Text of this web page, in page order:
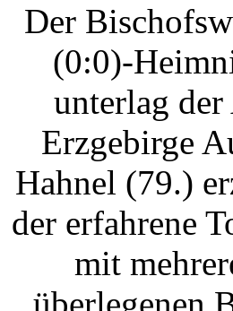
Der
(0:0)-
unterlag
Erzgebirge
Hahnel (79.)
der erfahrene
mit
überlegenen